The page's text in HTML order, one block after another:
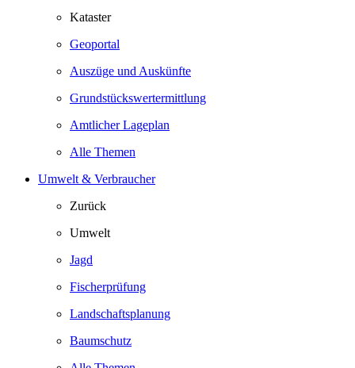
Kataster
Geoportal
Auszüge und Auskünfte
Grundstückswertermittlung
Amtlicher Lageplan
Alle Themen
Umwelt & Verbraucher
Zurück
Umwelt
Jagd
Fischerprüfung
Landschaftsplanung
Baumschutz